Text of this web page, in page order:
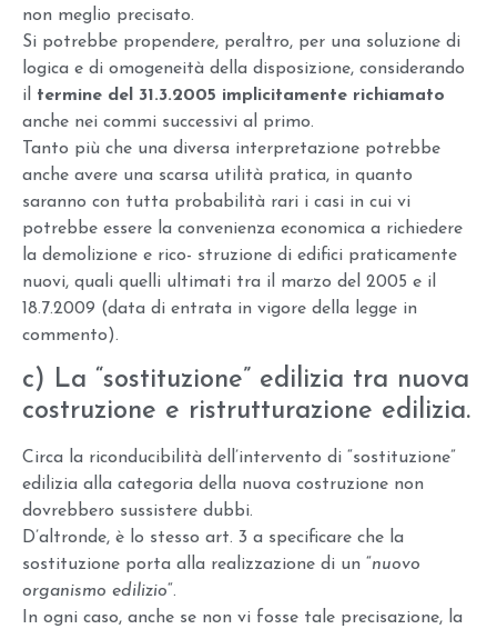
non meglio precisato.
Si potrebbe propendere, peraltro, per una soluzione di
logica e di omogeneità della disposizione, considerando
il termine del 31.3.2005 implicitamente richiamato
anche nei commi successivi al primo.
Tanto più che una diversa interpretazione potrebbe
anche avere una scarsa utilità pratica, in quanto
saranno con tutta probabilità rari i casi in cui vi
potrebbe essere la convenienza economica a richiedere
la demolizione e rico- struzione di edifici praticamente
nuovi, quali quelli ultimati tra il marzo del 2005 e il
18.7.2009 (data di entrata in vigore della legge in
commento).
c) La “sostituzione” edilizia tra nuova
costruzione e ristrutturazione edilizia.
Circa la riconducibilità dell’intervento di “sostituzione”
edilizia alla categoria della nuova costruzione non
dovrebbero sussistere dubbi.
D’altronde, è lo stesso art. 3 a specificare che la
sostituzione porta alla realizzazione di un “nuovo
organismo edilizio“.
In ogni caso, anche se non vi fosse tale precisazione, la